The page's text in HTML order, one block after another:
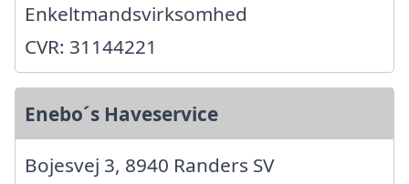
Enkeltmandsvirksomhed
CVR: 31144221
Enebo´s Haveservice
Bojesvej 3, 8940 Randers SV